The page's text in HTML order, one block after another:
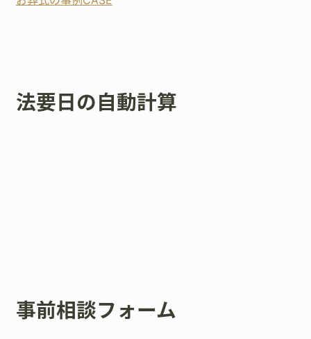
法要日の自動計算
事前相談フォーム